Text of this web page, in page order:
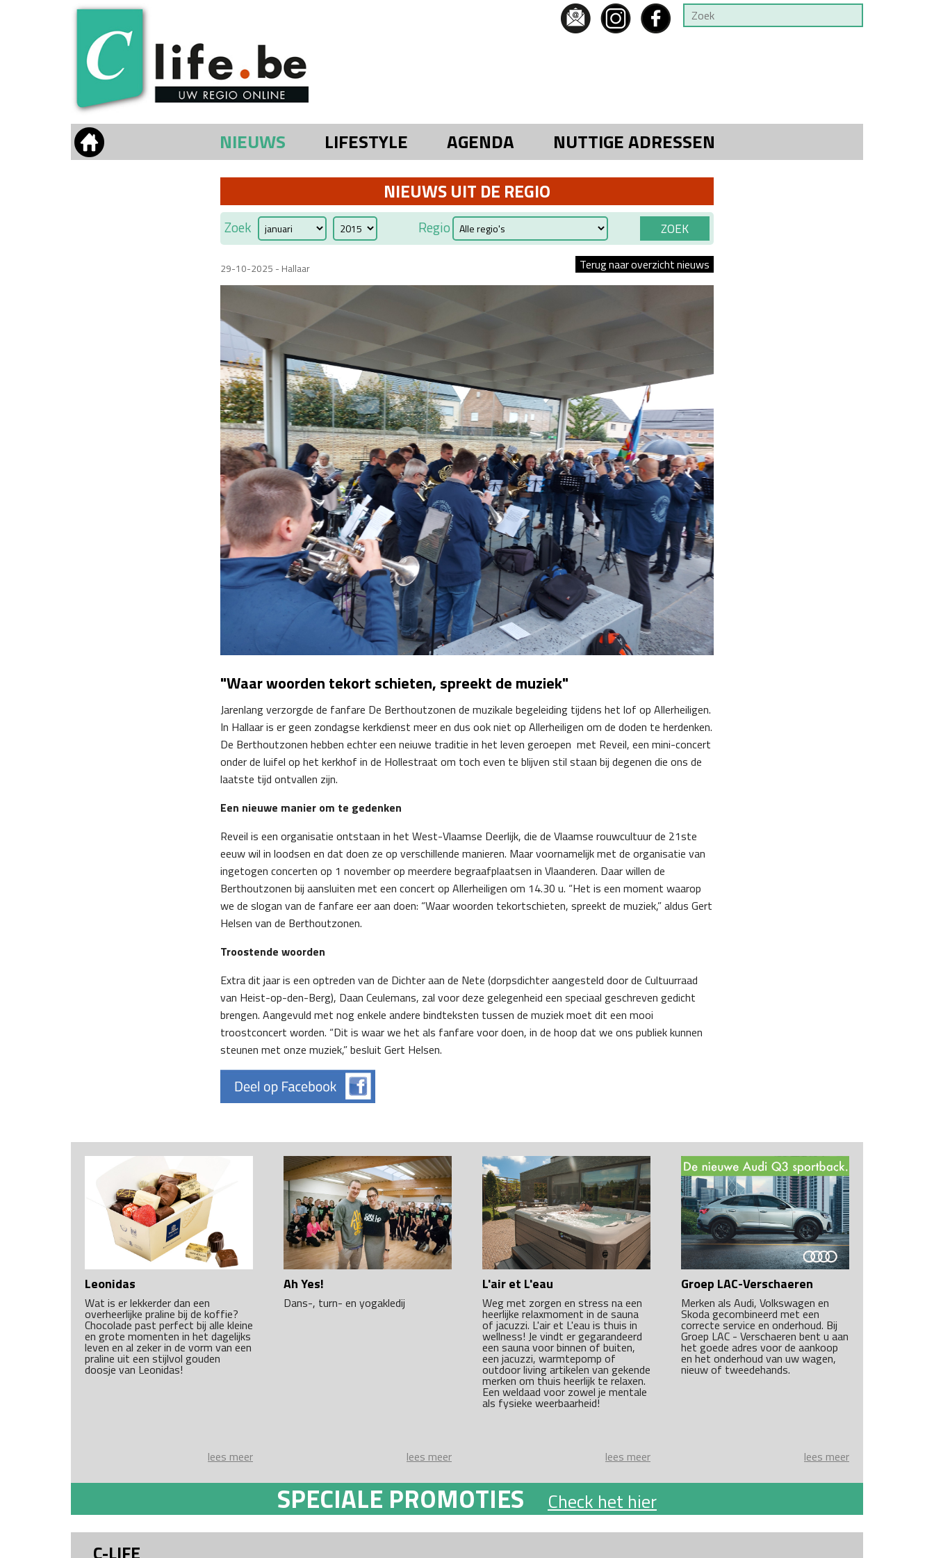
NIEUWS LIFESTYLE AGENDA NUTTIGE ADRESSEN
NIEUWS UIT DE REGIO
Zoek Regio
29-10-2025 - Hallaar Terug naar overzicht nieuws
"Waar woorden tekort schieten, spreekt de muziek"
Jarenlang verzorgde de fanfare De Berthoutzonen de muzikale begeleiding tijdens het lof op Allerheiligen.
In Hallaar is er geen zondagse kerkdienst meer en dus ook niet op Allerheiligen om de doden te herdenken.
De Berthoutzonen hebben echter een neiuwe traditie in het leven geroepen met Reveil, een mini-concert
onder de luifel op het kerkhof in de Hollestraat om toch even te blijven stil staan bij degenen die ons de
laatste tijd ontvallen zijn.
Een nieuwe manier om te gedenken
Reveil is een organisatie ontstaan in het West-Vlaamse Deerlijk, die de Vlaamse rouwcultuur de 21ste
eeuw wil in loodsen en dat doen ze op verschillende manieren. Maar voornamelijk met de organisatie van
ingetogen concerten op 1 november op meerdere begraafplaatsen in Vlaanderen. Daar willen de
Berthoutzonen bij aansluiten met een concert op Allerheiligen om 14.30 u. “Het is een moment waarop
we de slogan van de fanfare eer aan doen: “Waar woorden tekortschieten, spreekt de muziek,” aldus Gert
Helsen van de Berthoutzonen.
Troostende woorden
Extra dit jaar is een optreden van de Dichter aan de Nete (dorpsdichter aangesteld door de Cultuurraad
van Heist-op-den-Berg), Daan Ceulemans, zal voor deze gelegenheid een speciaal geschreven gedicht
brengen. Aangevuld met nog enkele andere bindteksten tussen de muziek moet dit een mooi
troostconcert worden. “Dit is waar we het als fanfare voor doen, in de hoop dat we ons publiek kunnen
steunen met onze muziek,” besluit Gert Helsen.
Leonidas
Wat is er lekkerder dan een
overheerlijke praline bij de koffie?
Chocolade past perfect bij alle kleine
en grote momenten in het dagelijks
leven en al zeker in de vorm van een
praline uit een stijlvol gouden
doosje van Leonidas!
lees meer
Ah Yes!
Dans-, turn- en yogakledij
lees meer
L'air et L'eau
Weg met zorgen en stress na een
heerlijke relaxmoment in de sauna
of jacuzzi. L'air et L'eau is thuis in
wellness! Je vindt er gegarandeerd
een sauna voor binnen of buiten,
een jacuzzi, warmtepomp of
outdoor living artikelen van gekende
merken om thuis heerlijk te relaxen.
Een weldaad voor zowel je mentale
als fysieke weerbaarheid!
lees meer
Groep LAC-Verschaeren
Merken als Audi, Volkswagen en
Skoda gecombineerd met een
correcte service en onderhoud. Bij
Groep LAC - Verschaeren bent u aan
het goede adres voor de aankoop
en het onderhoud van uw wagen,
nieuw of tweedehands.
lees meer
SPECIALE PROMOTIES Check het hier